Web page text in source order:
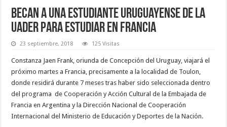
Becan a una estudiante uruguayense de la
Uader para estudiar en Francia
23 septiembre, 2018 125 Visitas
Constanza Jaen Frank, oriunda de Concepción del Uruguay, viajará el
próximo martes a Francia, precisamente a la localidad de Toulon,
donde residirá durante 7 meses tras haber sido seleccionada dentro
del programa de Cooperación y Acción Cultural de la Embajada de
Francia en Argentina y la Dirección Nacional de Cooperación
Internacional del Ministerio de Educación y Deportes de la Nación.